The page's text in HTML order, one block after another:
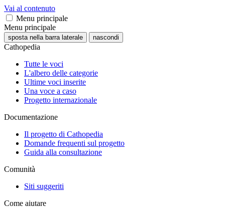
Vai al contenuto
Menu principale
Menu principale
sposta nella barra laterale nascondi
Cathopedia
Tutte le voci
L'albero delle categorie
Ultime voci inserite
Una voce a caso
Progetto internazionale
Documentazione
Il progetto di Cathopedia
Domande frequenti sul progetto
Guida alla consultazione
Comunità
Siti suggeriti
Come aiutare